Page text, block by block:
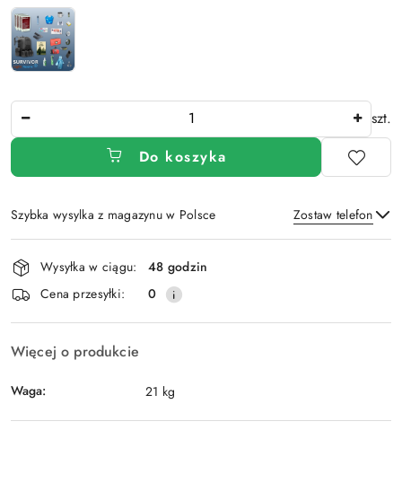
szt.
Do koszyka
Szybka wysylka z magazynu w Polsce Zostaw telefon
Wyślij
Dostępność
i
dostawa
Wysyłka w ciągu:
48 godzin
Cena przesyłki:
0
Więcej o produkcie
Waga: 21 kg